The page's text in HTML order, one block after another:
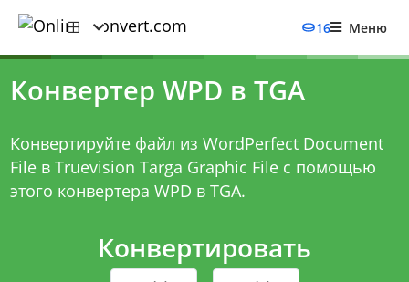
16 Меню
Конвертер WPD в TGA
Конвертируйте файл из WordPerfect Document
File в Truevision Targa Graphic File с помощью
этого конвертера WPD в TGA.
Конвертировать